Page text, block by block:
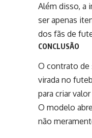
Além disso, a
ser apenas
dos fãs de
CONCLUSÃO
O contrato de
virada no
para criar
O modelo
não